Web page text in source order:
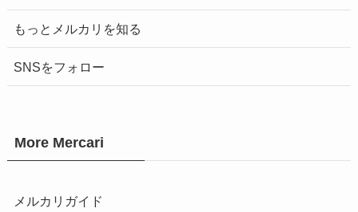
もっとメルカリを知る
SNSをフォロー
More Mercari
メルカリガイド